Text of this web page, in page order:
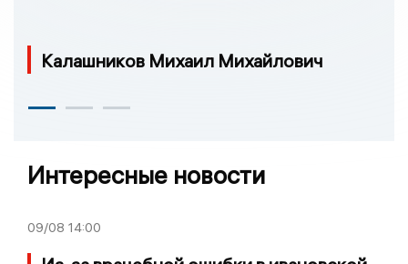
Калашников Михаил Михайлович
Интересные новости
09/08 14:00